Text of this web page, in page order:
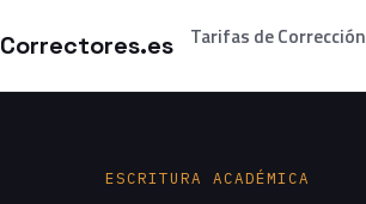
Correctores.es Tarifas de Corrección
ESCRITURA ACADÉMICA